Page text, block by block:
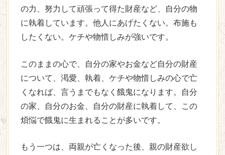
の力、努力して頑張って得た財産など、自分の物
に執着しています。他人にあげたくない。布施も
したくない。ケチや物惜しみが強いです。
このままの心で、自分の家やお金など自分の財産
について、渇愛、執着、ケチや物惜しみの心で亡
くなれば、言うまでもなく餓鬼になります。自分
の家、自分のお金、自分の財産に執着して、この
煩悩で餓鬼に生まれることが多いです。
もう一つは、両親が亡くなった後、親の財産欲し